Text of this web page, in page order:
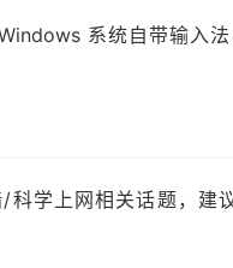
系统自带输入
学上网相关话题，建